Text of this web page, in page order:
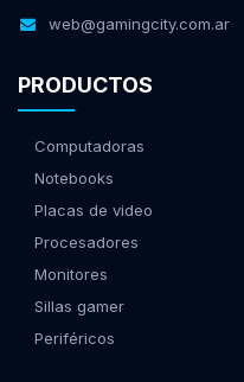
web@gamingcity.com.ar
PRODUCTOS
Computadoras
Notebooks
Placas de video
Procesadores
Monitores
Sillas gamer
Periféricos